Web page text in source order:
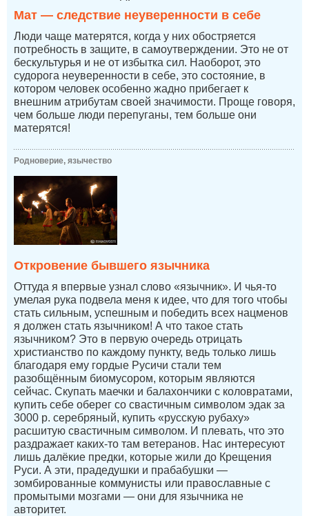
Мат — следствие неуверенности в себе
Люди чаще матерятся, когда у них обостряется
потребность в защите, в самоутверждении. Это не от
бескультурья и не от избытка сил. Наоборот, это
судорога неуверенности в себе, это состояние, в
котором человек особенно жадно прибегает к
внешним атрибутам своей значимости. Проще говоря,
чем больше люди перепуганы, тем больше они
матерятся!
Родноверие, язычество
Откровение бывшего язычника
Оттуда я впервые узнал слово «язычник». И чья-то
умелая рука подвела меня к идее, что для того чтобы
стать сильным, успешным и победить всех нацменов
я должен стать язычником! А что такое стать
язычником? Это в первую очередь отрицать
христианство по каждому пункту, ведь только лишь
благодаря ему гордые Русичи стали тем
разобщённым биомусором, которым являются
сейчас. Скупать маечки и балахончики с коловратами,
купить себе оберег со свастичным символом эдак за
3000 р. серебряный, купить «русскую рубаху»
расшитую свастичным символом. И плевать, что это
раздражает каких-то там ветеранов. Нас интересуют
лишь далёкие предки, которые жили до Крещения
Руси. А эти, прадедушки и прабабушки —
зомбированные коммунисты или православные с
промытыми мозгами — они для язычника не
авторитет.